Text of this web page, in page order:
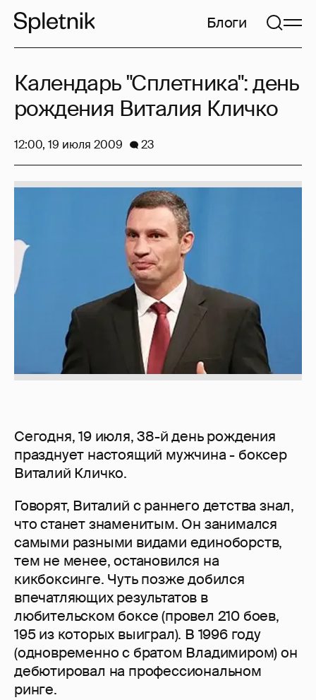
Блоги
Сегодня, 19 июля, 38-й день рождения
празднует настоящий мужчина - боксер
Виталий Кличко.
Говорят, Виталий с раннего детства знал,
что станет знаменитым. Он занимался
самыми разными видами единоборств,
тем не менее, остановился на
кикбоксинге. Чуть позже добился
впечатляющих результатов в
любительском боксе (провел 210 боев,
195 из которых выиграл). В 1996 году
(одновременно с братом Владимиром) он
дебютировал на профессиональном
ринге.
Календарь "Сплетника": день
рождения Виталия Кличко
12:00, 19 июля 2009 23